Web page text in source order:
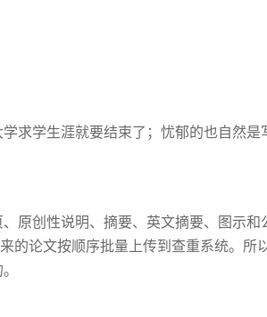
求学生涯就要结束了；忧郁的也自然
原创性说明、摘要、英文摘要、图示
的论文按顺序批量上传到查重系统。所